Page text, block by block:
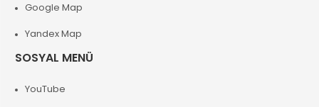
Google Map
Yandex Map
SOSYAL MENÜ
YouTube